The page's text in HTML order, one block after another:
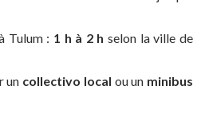
Tulum : 1 h à 2 h selon la ville de
un collectivo local ou un minibus